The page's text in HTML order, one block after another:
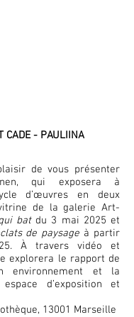
CADE - PAULIINA
de vous présenter
qui exposera à
d’œuvres en deux
de la galerie Art-
batdu 3 mai 2025 et
de paysage à partir
À travers vidéo et
explorera le rapport de
environnement et la
d’exposition et
13001 Marseille